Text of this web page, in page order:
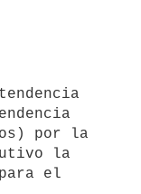
por la
la
el